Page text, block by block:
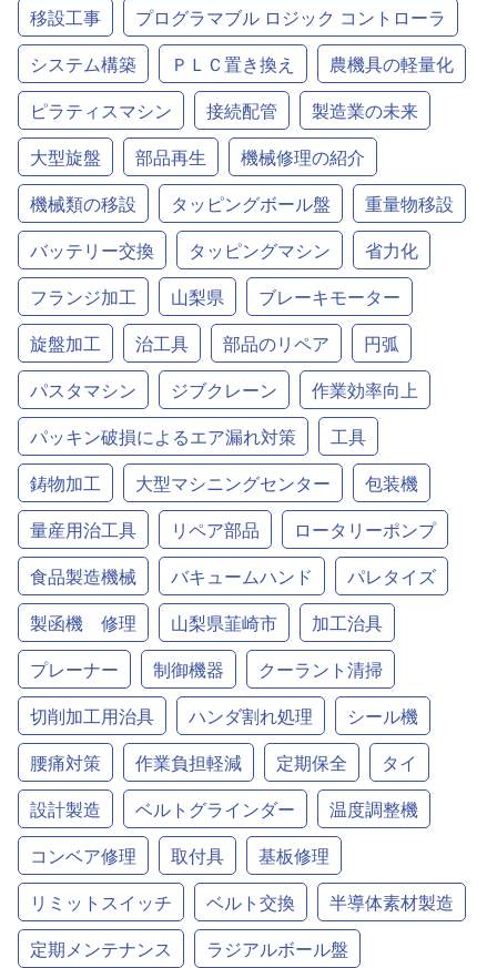
移設工事
プログラマブル ロジック コントローラ
システム構築
ＰＬＣ置き換え
農機具の軽量化
ピラティスマシン
接続配管
製造業の未来
大型旋盤
部品再生
機械修理の紹介
機械類の移設
タッピングボール盤
重量物移設
バッテリー交換
タッピングマシン
省力化
フランジ加工
山梨県
ブレーキモーター
旋盤加工
治工具 部品のリペア
円弧
パスタマシン
ジブクレーン
作業効率向上
パッキン破損によるエア漏れ対策
工具
鋳物加工
大型マシニングセンター
包装機
量産用治工具
リペア部品
ロータリーポンプ
食品製造機械
バキュームハンド
パレタイズ
製函機 修理
山梨県韮崎市
加工治具
プレーナー
制御機器
クーラント清掃
切削加工用治具
ハンダ割れ処理
シール機
腰痛対策
作業負担軽減 定期保全
タイ
設計製造
ベルトグラインダー
温度調整機
コンベア修理
取付具
基板修理
リミットスイッチ
ベルト交換
半導体素材製造
定期メンテナンス
ラジアルボール盤